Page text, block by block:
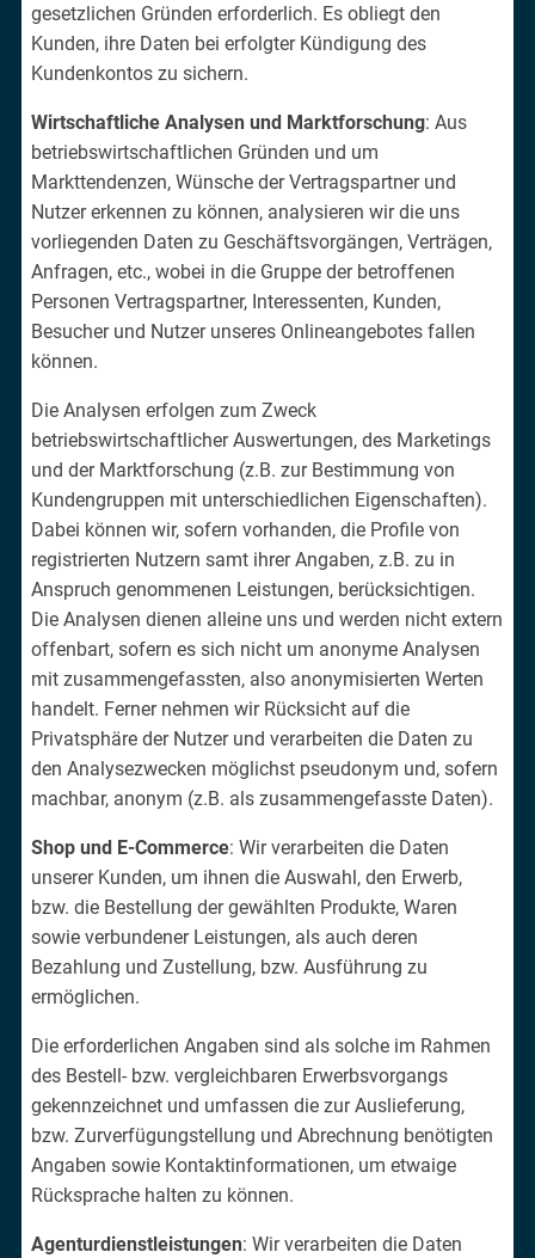
gesetzlichen Gründen erforderlich. Es obliegt den
Kunden, ihre Daten bei erfolgter Kündigung des
Kundenkontos zu sichern.
Wirtschaftliche Analysen und Marktforschung: Aus
betriebswirtschaftlichen Gründen und um
Markttendenzen, Wünsche der Vertragspartner und
Nutzer erkennen zu können, analysieren wir die uns
vorliegenden Daten zu Geschäftsvorgängen, Verträgen,
Anfragen, etc., wobei in die Gruppe der betroffenen
Personen Vertragspartner, Interessenten, Kunden,
Besucher und Nutzer unseres Onlineangebotes fallen
können.
Die Analysen erfolgen zum Zweck
betriebswirtschaftlicher Auswertungen, des Marketings
und der Marktforschung (z.B. zur Bestimmung von
Kundengruppen mit unterschiedlichen Eigenschaften).
Dabei können wir, sofern vorhanden, die Profile von
registrierten Nutzern samt ihrer Angaben, z.B. zu in
Anspruch genommenen Leistungen, berücksichtigen.
Die Analysen dienen alleine uns und werden nicht extern
offenbart, sofern es sich nicht um anonyme Analysen
mit zusammengefassten, also anonymisierten Werten
handelt. Ferner nehmen wir Rücksicht auf die
Privatsphäre der Nutzer und verarbeiten die Daten zu
den Analysezwecken möglichst pseudonym und, sofern
machbar, anonym (z.B. als zusammengefasste Daten).
Shop und E-Commerce: Wir verarbeiten die Daten
unserer Kunden, um ihnen die Auswahl, den Erwerb,
bzw. die Bestellung der gewählten Produkte, Waren
sowie verbundener Leistungen, als auch deren
Bezahlung und Zustellung, bzw. Ausführung zu
ermöglichen.
Die erforderlichen Angaben sind als solche im Rahmen
des Bestell- bzw. vergleichbaren Erwerbsvorgangs
gekennzeichnet und umfassen die zur Auslieferung,
bzw. Zurverfügungstellung und Abrechnung benötigten
Angaben sowie Kontaktinformationen, um etwaige
Rücksprache halten zu können.
Agenturdienstleistungen: Wir verarbeiten die Daten